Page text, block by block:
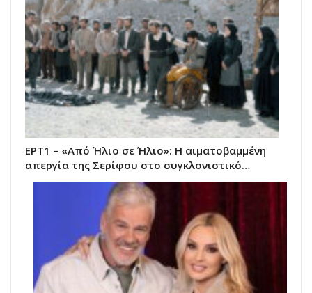
ΕΡΤ1 – «Από Ήλιο σε Ήλιο»: Η αιματοβαμμένη
απεργία της Σερίφου στο συγκλονιστικό…